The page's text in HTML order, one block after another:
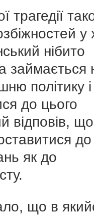
трагедії
у
нібито
займається
політику
до цього
відповів,
до
як до
що в